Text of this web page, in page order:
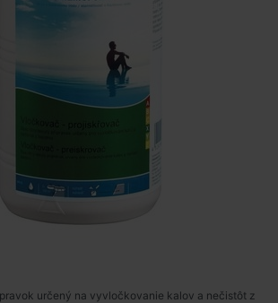
určený na vyvločkovanie kalov a nečistôt z